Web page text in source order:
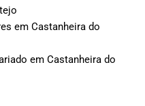
em Castanheira do
em Castanheira do